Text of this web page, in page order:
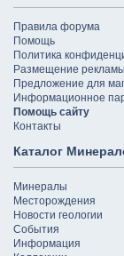
Правила форума
Помощь
Политика
Размещение рекламы
Предложение для
Информационное
Помощь сайту
Контакты
Каталог
Минералы
Месторождения
Новости геологии
События
Информация